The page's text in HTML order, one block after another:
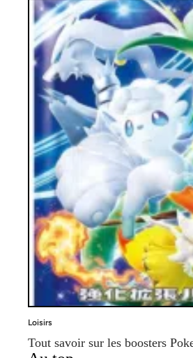
Loisirs
Tout savoir sur les boosters